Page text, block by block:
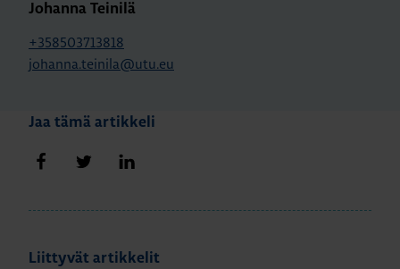
Johanna Teinilä
+358503713818
johanna.teinila@utu.eu
Jaa tämä artikkeli
Jaa FacebookissaJaa Twitterissä
Liittyvät artikkelit